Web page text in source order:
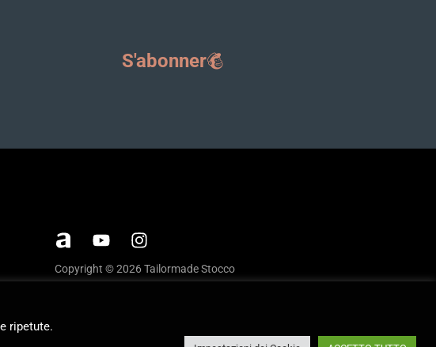
S'abonner
Copyright © 2026 Tailormade Stocco
ripetute.